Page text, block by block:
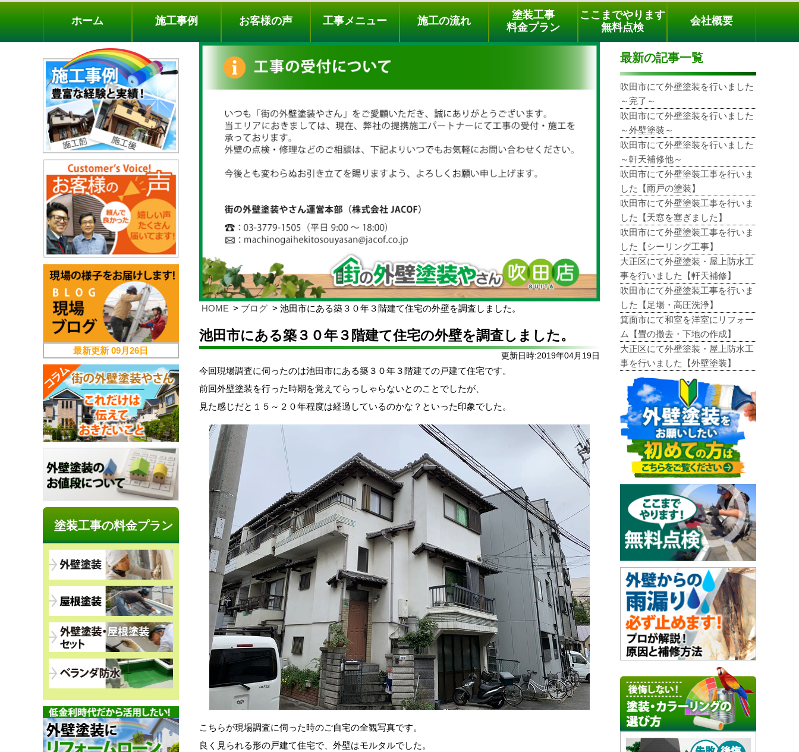
料金プラン 無料点検
電話でのご相談
[9時～18時まで受付中]
phone
ホーム 施工事例 お客様の声 工事メニュー 施工の流れ
塗装工事
料金プラン
ここまでやります
無料点検
会社概要
HOME ブログ 池田市にある築３０年３階建て住宅の外壁を調査しました。
池田市にある築３０年３階建て住宅の外壁を調査しました。
更新日時:2019年04月19日
今回現場調査に伺ったのは池田市にある築３０年３階建ての戸建て住宅です。
前回外壁塗装を行った時期を覚えてらっしゃらないとのことでしたが、
見た感じだと１５～２０年程度は経過しているのかな？といった印象でした。
こちらが現場調査に伺った時のご自宅の全観写真です。
良く見られる形の戸建て住宅で、外壁はモルタルでした。
最新の記事一覧
吹田市にて外壁塗装を行いました
～完了～
吹田市にて外壁塗装を行いました
～外壁塗装～
吹田市にて外壁塗装を行いました
～軒天補修他～
吹田市にて外壁塗装工事を行いま
した【雨戸の塗装】
吹田市にて外壁塗装工事を行いま
した【天窓を塞ぎました】
吹田市にて外壁塗装工事を行いま
した【シーリング工事】
大正区にて外壁塗装・屋上防水工
事を行いました【軒天補修】
吹田市にて外壁塗装工事を行いま
した【足場・高圧洗浄】
箕面市にて和室を洋室にリフォー
ム【畳の撤去・下地の作成】
大正区にて外壁塗装・屋上防水工
事を行いました【外壁塗装】
最新更新09月26日
塗装工事の料金プラン